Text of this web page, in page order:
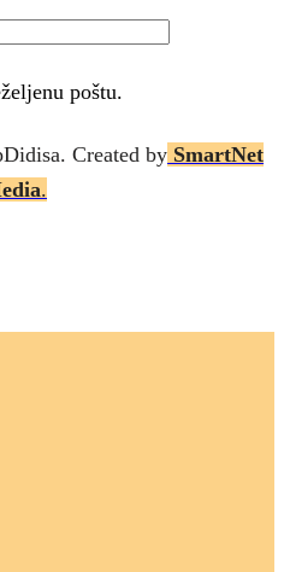
poštu.
. Created by SmartNet
.